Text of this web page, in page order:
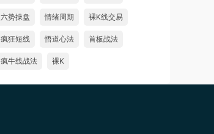
六势操盘 情绪周期 裸K线交易
疯狂短线 悟道心法 首板战法
疯牛线战法 裸K